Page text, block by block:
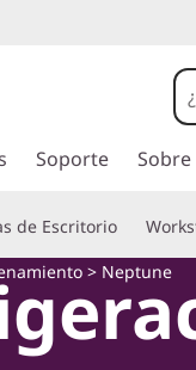
Soporte Sobre
de Escritorio
> Neptune